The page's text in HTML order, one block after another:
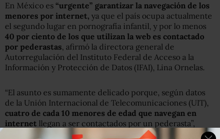
En México es “urgente” garantizar la navegación de los
menores por internet, ya que el país ocupa actualmente
el segundo lugar en pornografía infantil, y por lo menos
40 por ciento de los que utilizan la web es contactado
por pederastas, afirmó la directora general de
Autorregulación del Instituto Federal de Acceso a la
Información y Protección de Datos (IFAI), Lina Ornelas.
“El asunto es sumamente delicado porque, según datos
de la Unión Internacional de Telecomunicaciones (UIT),
cuatro de cada 10 menores de edad que navegan en
internet llegan a ser contactados por un pederasta”,
enfatizó Ornelas.